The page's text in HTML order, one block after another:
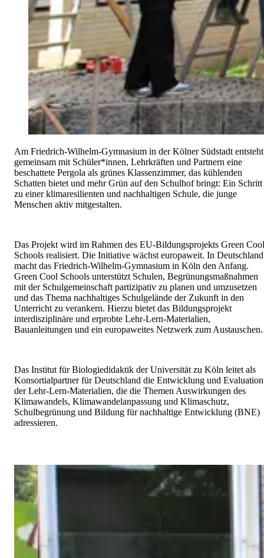
Am Friedrich-Wilhelm-Gymnasium in der Kölner Südstadt entsteht
gemeinsam mit Schüler*innen, Lehrkräften und Partnern eine
beschattete Pergola als grünes Klassenzimmer, das kühlenden
Schatten bietet und mehr Grün auf den Schulhof bringt: Ein Schritt
zu einer klimaresilienten und nachhaltigen Schule, die junge
Menschen aktiv mitgestalten.
Das Projekt wird im Rahmen des EU-Bildungsprojekts Green Cool
Schools realisiert. Die Initiative wächst europaweit. In Deutschland
macht das Friedrich-Wilhelm-Gymnasium in Köln den Anfang.
Green Cool Schools unterstützt Schulen, Begrünungsmaßnahmen
mit der Schulgemeinschaft partizipativ zu planen und umzusetzen
und das Thema nachhaltiges Schulgelände der Zukunft in den
Unterricht zu verankern. Hierzu bietet das Bildungsprojekt
interdisziplinäre und erprobte Lehr-Lern-Materialien,
Bauanleitungen und ein europaweites Netzwerk zum
Das Institut für Biologiedidaktik der Universität zu Köln leitet als
Konsortialpartner für Deutschland die Entwicklung und Evaluation
der Lehr-Lern-Materialien, die die Themen Auswirkungen des
Klimawandels, Klimawandelanpassung und Klimaschutz,
Schulbegrünung und Bildung für nachhaltige Entwicklung (BNE)
adressieren.